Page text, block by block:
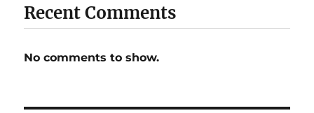
Recent Comments
No comments to show.